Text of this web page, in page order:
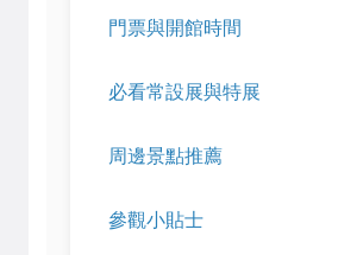
門票與開館時間
必看常設展與特展
周邊景點推薦
參觀小貼士